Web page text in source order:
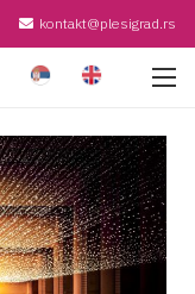
kontakt@plesigrad.rs